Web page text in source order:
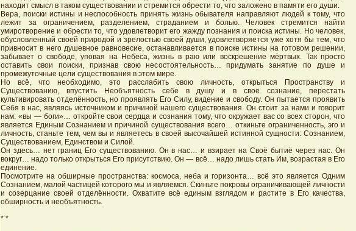
находит смысл в таком существовании и стремится обрести то, что заложено в памяти его души.
Вера, поиски истины и неспособность принять жизнь обывателя направляют людей к тому, что
лежит за ограничением, разделением, страданием и болью. Человек стремится найти
умиротворение и обрести то, что удовлетворит его жажду познания и поиска истины. Но человек,
обусловленный своей природой и зрелостью своей души, удовлетворяется уже хотя бы тем, что
привносит в него душевное равновесие, останавливается в поиске истины на готовом решении,
забывает о свободе, уповая на Небеса, жизнь в раю или воскрешение мёртвых. Так просто
оставить свои поиски, признав свою несостоятельность… придумать занятие по душе и
промежуточные цели существования в этом мире.
Но всё, что необходимо, это расслабить свою личность, открыться Пространству и
Существованию, впустить Необъятность себе в душу и в своё сознание, перестать
культивировать отделённость, но проявлять Его Силу, видение и свободу. Он пытается проявить
Себя в нас, являясь источником и причиной нашего существования. Он стоит за нами и говорит
нам: «вы — боги»… откройте свои сердца и сознания тому, что окружает вас со всех сторон, что
является Единым Сознанием и причиной существования всего… откиньте ограниченность, эго и
личность, станьте тем, чем вы и являетесь в своей высочайшей истинной сущности: Сознанием,
Существованием, Единством и Силой.
Он здесь… нет границ Его существованию. Он в нас… и взирает на Своё бытиё через нас. Он
вокруг… надо только открыться Его присутствию. Он — всё… надо лишь стать Им, возрастая в Его
единение.
Посмотрите на обширные пространства: космоса, неба и горизонта… всё это является Одним
Сознанием, малой частицей которого мы и являемся. Скиньте покровы ограничивающей личности
и созерцание своей отделённости. Охватите всё единым взглядом и растите в Его качества,
обширность и необъятность.
* *